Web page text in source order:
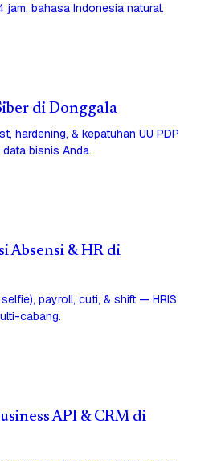
bahasa Indonesia natural.
di Donggala
hardening, & kepatuhan UU PDP
bisnis Anda.
Absensi & HR di
payroll, cuti, & shift — HRIS
cabang.
API & CRM di